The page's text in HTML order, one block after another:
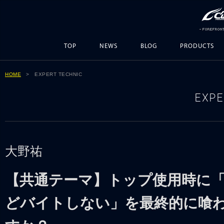
TOP NEWS BLOG PRODUCTS
HOME > EXPERT TECHNIC
大野祐
【共通テーマ】トップ使用時に
どバイトしない」を最終的に喰